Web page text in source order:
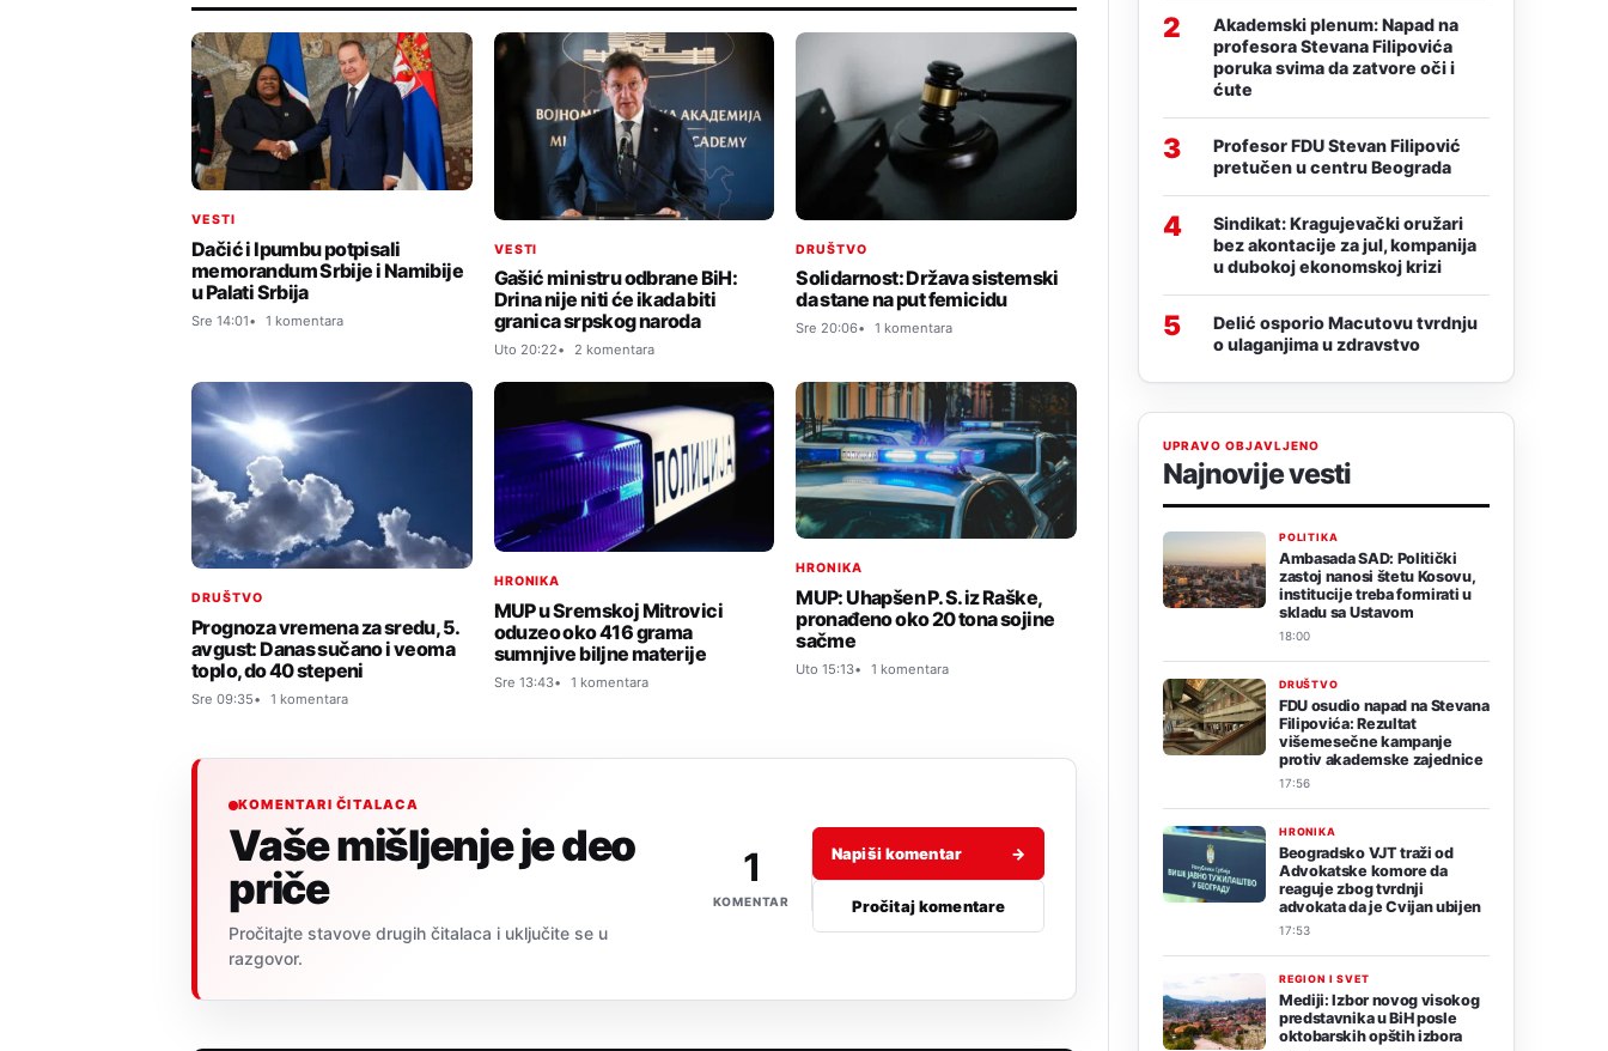
VESTI
Dačić i Ipumbu potpisali
memorandum Srbije i Namibije
u Palati Srbija
Sre 14:01 1 komentara
VESTI
Gašić ministru odbrane BiH:
Drina nije niti će ikada biti
granica srpskog naroda
Uto 20:22 2 komentara
DRUŠTVO
Solidarnost: Država sistemski
da stane na put femicidu
Sre 20:06 1 komentara
DRUŠTVO
Prognoza vremena za sredu, 5.
avgust: Danas sučano i veoma
toplo, do 40 stepeni
Sre 09:35 1 komentara
HRONIKA
MUP u Sremskoj Mitrovici
oduzeo oko 416 grama
sumnjive biljne materije
Sre 13:43 1 komentara
HRONIKA
MUP: Uhapšen P. S. iz Raške,
pronađeno oko 20 tona sojine
sačme
Uto 15:13 1 komentara
KOMENTARI ČITALACA
Vaše mišljenje je deo
priče
Pročitajte stavove drugih čitalaca i uključite se u
razgovor.
1
KOMENTAR
Napiši komentar →
Pročitaj komentare
2
Akademski plenum: Napad na
profesora Stevana Filipovića
poruka svima da zatvore oči i
ćute
3
Profesor FDU Stevan Filipović
pretučen u centru Beograda
4
Sindikat: Kragujevački oružari
bez akontacije za jul, kompanija
u dubokoj ekonomskoj krizi
5
Delić osporio Macutovu tvrdnju
o ulaganjima u zdravstvo
UPRAVO OBJAVLJENO
Najnovije vesti
POLITIKA
Ambasada SAD: Politički
zastoj nanosi štetu Kosovu,
institucije treba formirati u
skladu sa Ustavom
18:00
DRUŠTVO
FDU osudio napad na Stevana
Filipovića: Rezultat
višemesečne kampanje
protiv akademske zajednice
17:56
HRONIKA
Beogradsko VJT traži od
Advokatske komore da
reaguje zbog tvrdnji
advokata da je Cvijan ubijen
17:53
REGION I SVET
Mediji: Izbor novog visokog
predstavnika u BiH posle
oktobarskih opštih izbora